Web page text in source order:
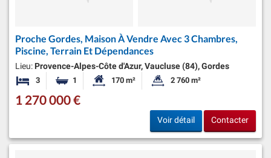
Proche Gordes, Maison À Vendre Avec 3 Chambres,
Piscine, Terrain Et Dépendances
Lieu: Provence-Alpes-Côte d'Azur, Vaucluse (84), Gordes
3 Chambres1 Salle de bainSurface habitable:
170 m² Superficie du terrain:
2 760 m²
1 270 000 €
Voir détail Contacter